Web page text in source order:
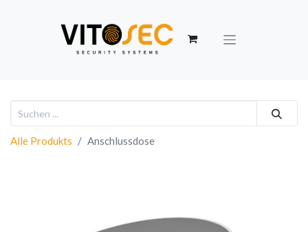
Alle Produkts Anschlussdose